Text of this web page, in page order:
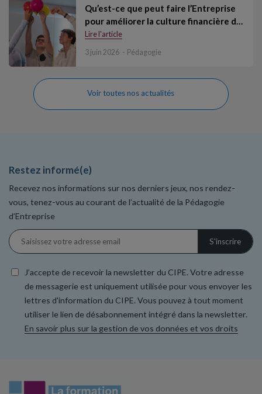
Qu’est-ce que peut faire l’Entreprise
pour améliorer la culture financière d…
Lire l'article
3 juin 2026 Pédagogie
Voir toutes nos actualités
Restez informé(e)
Recevez nos informations sur nos derniers jeux, nos rendez-
vous, tenez-vous au courant de l’actualité de la Pédagogie
d’Entreprise
J’accepte de recevoir la newsletter du CIPE. Votre adresse
de messagerie est uniquement utilisée pour vous envoyer les
lettres d'information du CIPE. Vous pouvez à tout moment
utiliser le lien de désabonnement intégré dans la newsletter.
En savoir plus sur la gestion de vos données et vos droits